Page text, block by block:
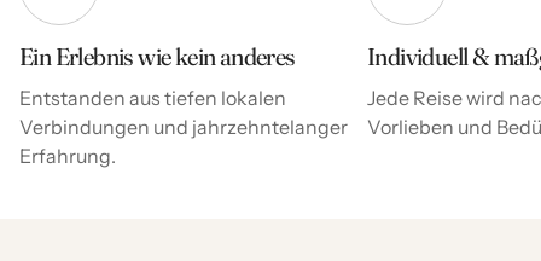
Ein Erlebnis wie kein anderes
Entstanden aus tiefen lokalen
Verbindungen und jahrzehntelanger
Erfahrung.
Individuell &
Jede Reise wird
Vorlieben und